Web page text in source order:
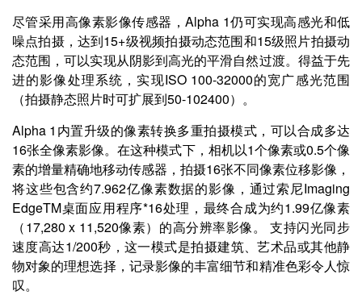
尽管采用高像素影像传感器，Alpha 1仍可实现高感光和低
噪点拍摄，达到15+级视频拍摄动态范围和15级照片拍摄动
态范围，可以实现从阴影到高光的平滑自然过渡。得益于先
进的影像处理系统，实现ISO 100-32000的宽广感光范围
（拍摄静态照片时可扩展到50-102400）。
Alpha 1内置升级的像素转换多重拍摄模式，可以合成多达
16张全像素影像。在这种模式下，相机以1个像素或0.5个像
素的增量精确地移动传感器，拍摄16张不同像素位移影像，
将这些包含约7.962亿像素数据的影像，通过索尼Imaging
EdgeTM桌面应用程序*16处理，最终合成为约1.99亿像素
（17,280 x 11,520像素）的高分辨率影像。 支持闪光同步
速度高达1/200秒，这一模式是拍摄建筑、艺术品或其他静
物对象的理想选择，记录影像的丰富细节和精准色彩令人惊
叹。